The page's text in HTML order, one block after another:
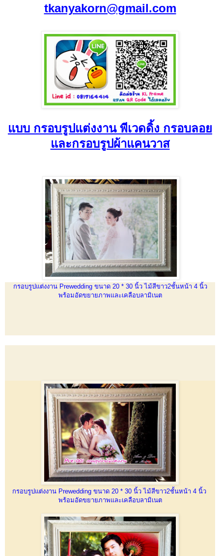
tkanyakorn@gmail.com
แบบ กรอบรูปแต่งงาน พีเวดดิ้ง กรอบลอย
และกรอบรูปผ้าแคนวาส
กรอบรูปแต่งงาน Prewedding ขนาด 20 * 30 นิ้ว ไม้สีขาว2ชั้นหน้า 4 นิ้ว
พร้อมอัดขยายภาพและเคลือบลามิเนต
กรอบรูปแต่งงาน Prewedding ขนาด 20 * 30 นิ้ว ไม้สีขาว2ชั้นหน้า 4 นิ้ว
พร้อมอัดขยายภาพและเคลือบลามิเนต